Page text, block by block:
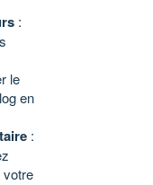
:
le
en
:
votre